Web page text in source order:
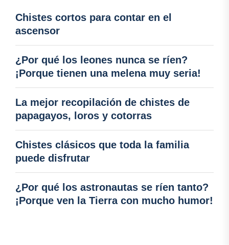
Chistes cortos para contar en el
ascensor
¿Por qué los leones nunca se ríen?
¡Porque tienen una melena muy seria!
La mejor recopilación de chistes de
papagayos, loros y cotorras
Chistes clásicos que toda la familia
puede disfrutar
¿Por qué los astronautas se ríen tanto?
¡Porque ven la Tierra con mucho humor!